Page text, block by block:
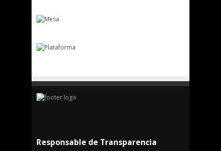
Responsable de Transparencia